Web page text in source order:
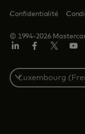
© 1994-2026
Confidentialité
Select
a
country